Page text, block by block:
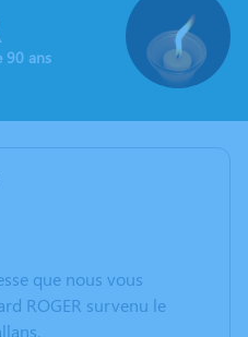
90 ans
que nous vous
ROGER survenu le